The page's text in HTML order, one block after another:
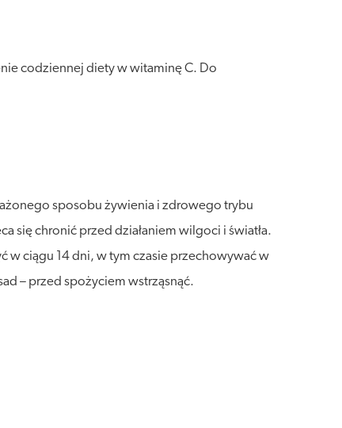
codziennej diety w witaminę C. Do
sposobu żywienia i zdrowego trybu
się chronić przed działaniem wilgoci i światła.
w ciągu 14 dni, w tym czasie przechowywać w
– przed spożyciem wstrząsnąć.